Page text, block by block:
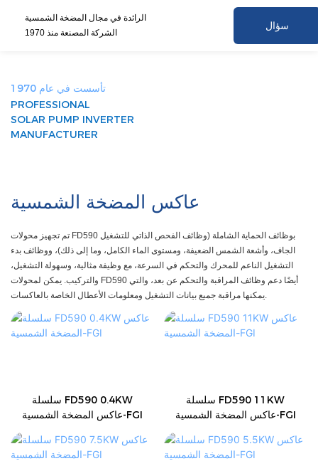
الرائدة في مجال المضخة الشمسية
الشركة المصنعة منذ 1970
سؤال
تأسست في عام 1970
PROFESSIONAL
SOLAR PUMP INVERTER
MANUFACTURER
عاكس المضخة الشمسية
تم تجهيز محولات FD590 بوظائف الحماية الشاملة (وظائف الفحص الذاتي للتشغيل
الجاف، وأشعة الشمس الضعيفة، ومستوى الماء الكامل، وما إلى ذلك)، ووظائف بدء
التشغيل الناعم للمحرك والتحكم في السرعة، مع وظيفة مثالية، وسهولة التشغيل،
والتركيب. يمكن لمحولات FD590 أيضًا دعم وظائف المراقبة والتحكم عن بعد، والتي
سلسلة FD590 0.4KW
عاكس المضخة الشمسية-FGI
سلسلة FD590 11KW
عاكس المضخة الشمسية-FGI